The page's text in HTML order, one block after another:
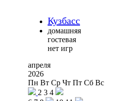
Кузбасс
домашняя
гостевая
нет игр
апреля
2026
Пн Вт Ср Чт Пт Сб Вс
2 3 4